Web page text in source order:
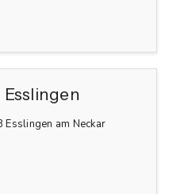
Esslingen
am Neckar